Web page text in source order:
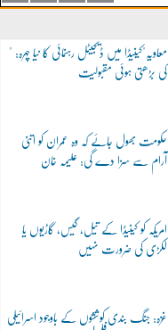
"معاویہ"کینیڈا میں ڈیجیٹل رہنمائی کا نیا چہرہ:
کی بڑھتی ہوئی مقبولیت
حکومت بھول جائے کہ وہ عمران کو اتنی
آرام سے سزا دے گی: علیمہ خان
امریکہ کو کینیڈا کے تیل، گیس، گاڑیوں یا
لکڑی کی ضرورت نہیں
غزہ: جنگ بندی کوششوں کے باوجود اسرائیلی